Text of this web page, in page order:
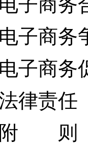
商务
商务
责任
则